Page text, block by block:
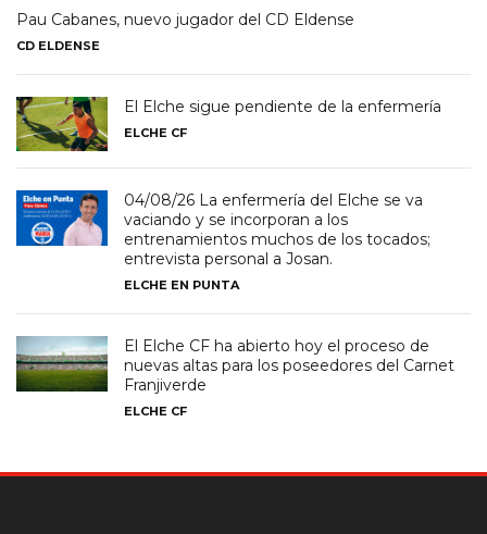
Pau Cabanes, nuevo jugador del CD Eldense
CD ELDENSE
El Elche sigue pendiente de la enfermería
ELCHE CF
04/08/26 La enfermería del Elche se va
vaciando y se incorporan a los
entrenamientos muchos de los tocados;
entrevista personal a Josan.
ELCHE EN PUNTA
El Elche CF ha abierto hoy el proceso de
nuevas altas para los poseedores del Carnet
Franjiverde
ELCHE CF